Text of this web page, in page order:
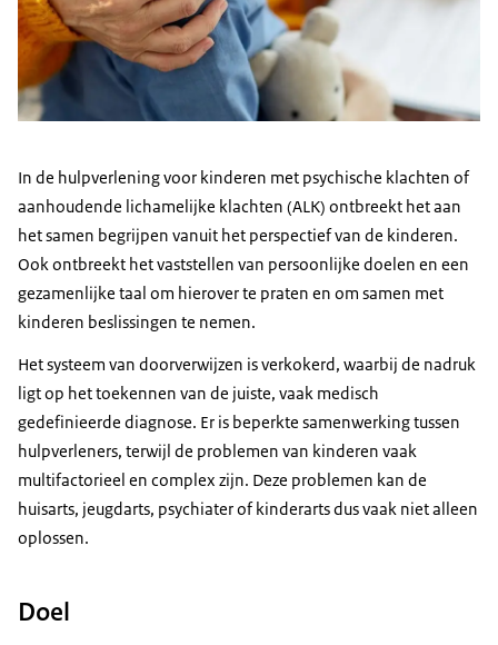
In de hulpverlening voor kinderen met psychische klachten of
aanhoudende lichamelijke klachten (ALK) ontbreekt het aan
het samen begrijpen vanuit het perspectief van de kinderen.
Ook ontbreekt het vaststellen van persoonlijke doelen en een
gezamenlijke taal om hierover te praten en om samen met
kinderen beslissingen te nemen.
Het systeem van doorverwijzen is verkokerd, waarbij de nadruk
ligt op het toekennen van de juiste, vaak medisch
gedefinieerde diagnose. Er is beperkte samenwerking tussen
hulpverleners, terwijl de problemen van kinderen vaak
multifactorieel en complex zijn. Deze problemen kan de
huisarts, jeugdarts, psychiater of kinderarts dus vaak niet alleen
oplossen.
Doel